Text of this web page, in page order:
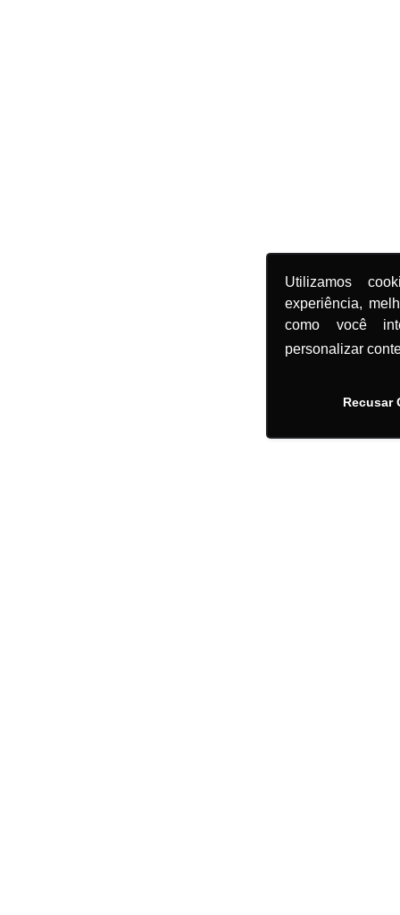
Utilizamos
experiência,
como você
personalizar
Recusar